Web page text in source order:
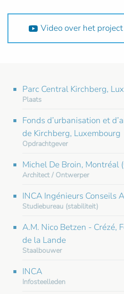
Video over het project
Parc Central Kirchberg,
Plaats
Fonds d’urbanisation et
de Kirchberg, Luxembourg
Opdrachtgever
Michel De Broin, Montréal
Architect / Ontwerper
INCA Ingénieurs Conseils
Studiebureau (stabiliteit)
A.M. Nico Betzen - Crézé,
de la Lande
Staalbouwer
INCA
Infosteelleden